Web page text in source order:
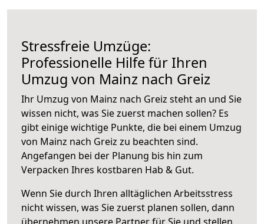
Stressfreie Umzüge:
Professionelle Hilfe für Ihren
Umzug von Mainz nach Greiz
Ihr Umzug von Mainz nach Greiz steht an und Sie
wissen nicht, was Sie zuerst machen sollen? Es
gibt einige wichtige Punkte, die bei einem Umzug
von Mainz nach Greiz zu beachten sind.
Angefangen bei der Planung bis hin zum
Verpacken Ihres kostbaren Hab & Gut.
Wenn Sie durch Ihren alltäglichen Arbeitsstress
nicht wissen, was Sie zuerst planen sollen, dann